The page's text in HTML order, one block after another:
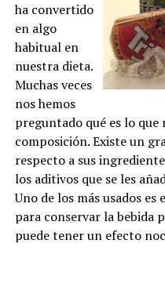
ha convertido
en algo
habitual en
nuestra dieta.
Muchas veces
nos hemos
preguntado qué es lo
composición. Existe un
respecto a sus
los aditivos que se les
Uno de los más usados es
para conservar la bebida
puede tener un efecto